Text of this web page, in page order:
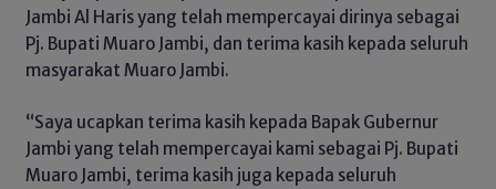
Jambi Al Haris yang telah mempercayai dirinya sebagai
Pj. Bupati Muaro Jambi, dan terima kasih kepada seluruh
masyarakat Muaro Jambi.
“Saya ucapkan terima kasih kepada Bapak Gubernur
Jambi yang telah mempercayai kami sebagai Pj. Bupati
Muaro Jambi, terima kasih juga kepada seluruh